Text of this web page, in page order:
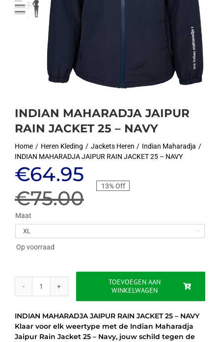
INDIAN MAHARADJA JAIPUR
RAIN JACKET 25 – NAVY
Home Heren Kleding Jackets Heren
Indian Maharadja
INDIAN MAHARADJA JAIPUR RAIN JACKET 25 – NAVY
€75.00
Oorspronkelijke
prijs
was:
€75.00.
€64.95
Huidige
prijs
is:
€64.95.
13% Off
Maat

Op voorraad
INDIAN
MAHARADJA
JACKET
TOEVOEGEN AAN
WINKELWAGEN
INDIAN MAHARADJA JAIPUR RAIN JACKET 25 – NAVY
Klaar voor elk weertype met de Indian Maharadja
Jaipur Rain Jacket 25 – Navy, jouw schild tegen de